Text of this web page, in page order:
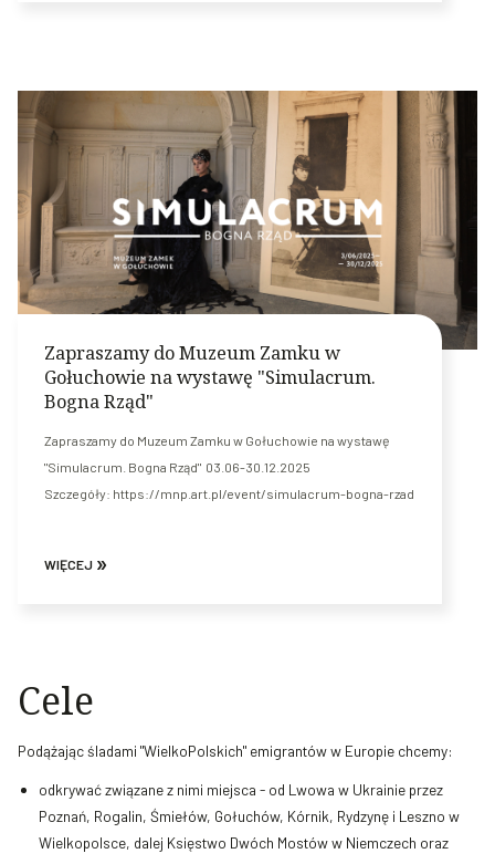
Zapraszamy do Muzeum Zamku w
Gołuchowie na wystawę "Simulacrum.
Bogna Rząd"
Zapraszamy do Muzeum Zamku w Gołuchowie na wystawę
"Simulacrum. Bogna Rząd" 03.06-30.12.2025
Szczegóły: https://mnp.art.pl/event/simulacrum-bogna-rzad
WIĘCEJ
Cele
Podążając śladami "WielkoPolskich" emigrantów w Europie chcemy:
odkrywać związane z nimi miejsca - od Lwowa w Ukrainie przez
Poznań, Rogalin, Śmiełów, Gołuchów, Kórnik, Rydzynę i Leszno w
Wielkopolsce, dalej Księstwo Dwóch Mostów w Niemczech oraz